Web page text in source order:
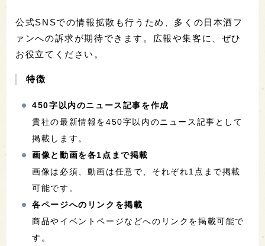
公式SNSでの情報拡散も行うため、多くの日本酒フ
ァンへの訴求が期待できます。広報や集客に、ぜひ
お役立てください。
特徴
450字以内のニュース記事を作成
貴社の最新情報を450字以内のニュース記事として
掲載します。
画像と動画を各1点まで掲載
画像は必須、動画は任意で、それぞれ1点まで掲載
可能です。
各ページへのリンクを掲載
商品やイベントページなどへのリンクを掲載可能で
す。